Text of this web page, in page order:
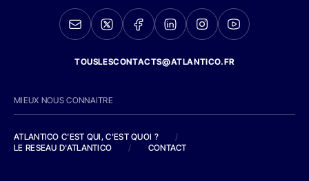
TOUSLESCONTACTS@ATLANTICO.FR
MIEUX NOUS CONNAITRE
ATLANTICO C'EST QUI, C'EST QUOI ?
/
LE RESEAU D'ATLANTICO
/ CONTACT